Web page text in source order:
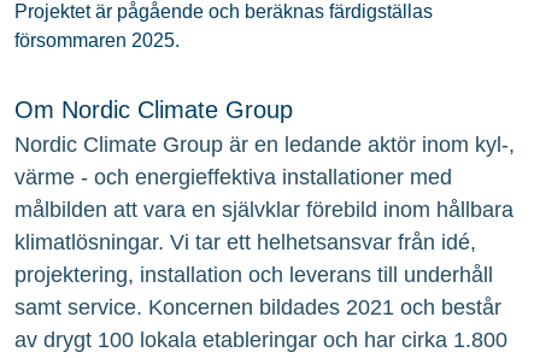
Projektet är pågående och beräknas färdigställas
försommaren 2025.
Om Nordic Climate Group
Nordic Climate Group är en ledande aktör inom kyl-,
värme - och energieffektiva installationer med
målbilden att vara en självklar förebild inom hållbara
klimatlösningar. Vi tar ett helhetsansvar från idé,
projektering, installation och leverans till underhåll
samt service. Koncernen bildades 2021 och består
av drygt 100 lokala etableringar och har cirka 1.800